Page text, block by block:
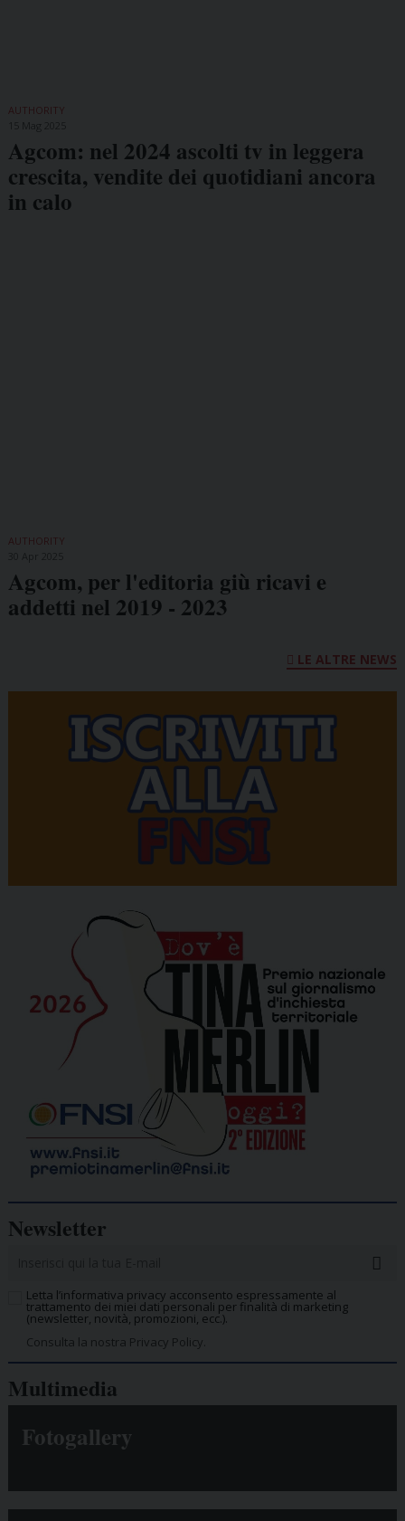
AUTHORITY
Agcom: nel 2024 ascolti tv in leggera
crescita, vendite dei quotidiani ancora
in calo
AUTHORITY
Agcom, per l'editoria giù ricavi e
addetti nel 2019 - 2023
LE ALTRE NEWS
Newsletter
Letta l’informativa privacy acconsento espressamente al
trattamento dei miei dati personali per finalità di marketing
(newsletter, novità, promozioni, ecc.).
Consulta la nostra Privacy Policy.
Multimedia
Fotogallery